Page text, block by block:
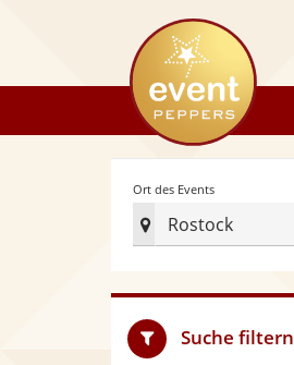
eventpeppers
Ort des Events
Rostock
Radius
Suche filtern